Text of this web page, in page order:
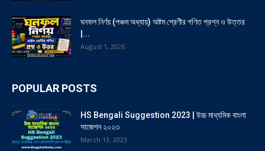
ঘনফল নির্ণয় (পঞ্চম অধ্যায়) অষ্টম শ্রেণীর গণিত প্রশ্ন ও উত্তর
|...
August 1, 2026
POPULAR POSTS
HS Bengali Suggestion 2023 | উচ্চ মাধ্যমিক বাংলা
সাজেশন ২০২৩
March 13, 2023